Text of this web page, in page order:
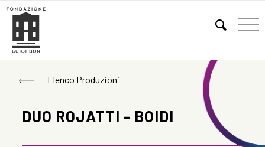
Elenco Produzioni
DUO ROJATTI - BOIDI